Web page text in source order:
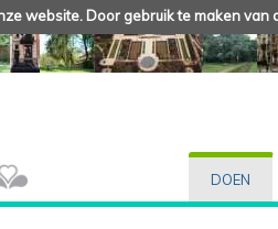
website. Door gebruik te maken van
DOEN